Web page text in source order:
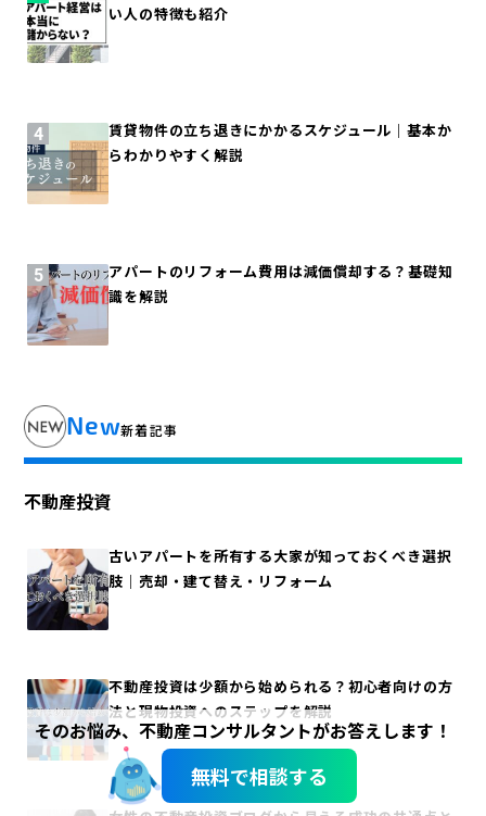
い人の特徴も紹介
賃貸物件の立ち退きにかかるスケジュール｜基本か
らわかりやすく解説
アパートのリフォーム費用は減価償却する？基礎知
識を解説
New新着記事
不動産投資
古いアパートを所有する大家が知っておくべき選択
肢｜売却・建て替え・リフォーム
不動産投資は少額から始められる？初心者向けの方
法と現物投資へのステップを解説
そのお悩み、不動産コンサルタントがお答えします！
無料で相談する